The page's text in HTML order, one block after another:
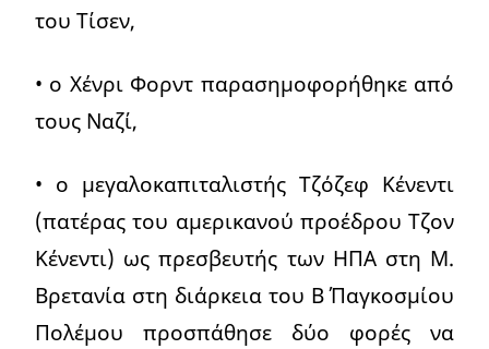
του Τίσεν,
• ο Χένρι Φορντ παρασημοφορήθηκε από
τους Ναζί,
• ο μεγαλοκαπιταλιστής Τζόζεφ Κένεντι
(πατέρας του αμερικανού προέδρου Τζον
Κένεντι) ως πρεσβευτής των ΗΠΑ στη Μ.
Βρετανία στη διάρκεια του Β΄ Παγκοσμίου
Πολέμου προσπάθησε δύο φορές να